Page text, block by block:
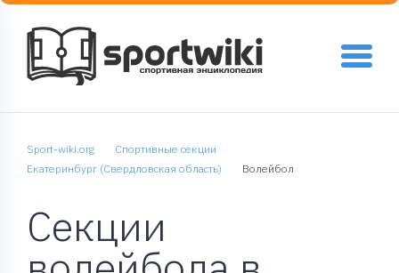
Sport-wiki.org
Спортивные секции
Екатеринбург (Свердловская область)
Волейбол
Секции